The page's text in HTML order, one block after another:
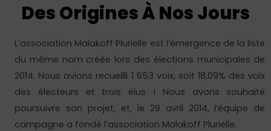
Des Origines À Nos Jours
L’association Malakoff Plurielle est l’émergence de la liste
du même nom créée lors des élections municipales de
2014. Nous avions recueilli 1 653 voix, soit 18,09% des voix
des électeurs et trois élus ! Nous avons souhaité
poursuivre son projet, et, le 29 avril 2014, l’équipe de
campagne a fondé l’association Malakoff Plurielle.